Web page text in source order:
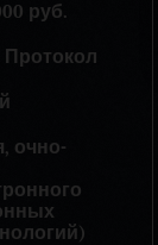
руб.
Протокол
очно-